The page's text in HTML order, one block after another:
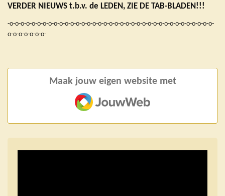
VERDER NIEUWS t.b.v. de LEDEN, ZIE DE TAB-BLADEN!!!
-o-o-o-o-o-o-o-o-o-o-o-o-o-o-o-o-o-o-o-o-o-o-o-o-o-o-o-o-o-o-o-o-o-o-o-o-o-
o-o-o-o-o-o-o-
Maak jouw eigen website met
JouwWeb